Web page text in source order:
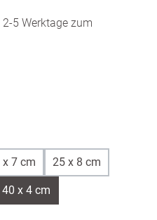
5 Werktage zum
verfügbar.)
x 7 cm 25 x 8 cm
40 x 4 cm